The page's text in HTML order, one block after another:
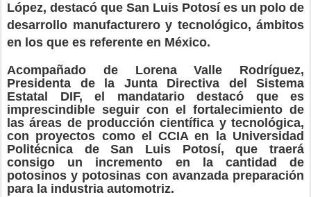
López, destacó que San Luis Potosí es un polo de
desarrollo manufacturero y tecnológico, ámbitos
en los que es referente en México.
Acompañado de Lorena Valle Rodríguez,
Presidenta de la Junta Directiva del Sistema
Estatal DIF, el mandatario destacó que es
imprescindible seguir con el fortalecimiento de
las áreas de producción científica y tecnológica,
con proyectos como el CCIA en la Universidad
Politécnica de San Luis Potosí, que traerá
consigo un incremento en la cantidad de
potosinos y potosinas con avanzada preparación
para la industria automotriz.